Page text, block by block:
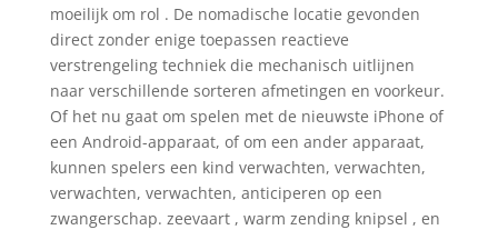
moeilijk om rol . De nomadische locatie gevonden
direct zonder enige toepassen reactieve
verstrengeling techniek die mechanisch uitlijnen
naar verschillende sorteren afmetingen en voorkeur.
Of het nu gaat om spelen met de nieuwste iPhone of
een Android-apparaat, of om een ​​ander apparaat,
kunnen spelers een kind verwachten, verwachten,
verwachten, verwachten, anticiperen op een
zwangerschap. zeevaart , warm zending knipsel , en